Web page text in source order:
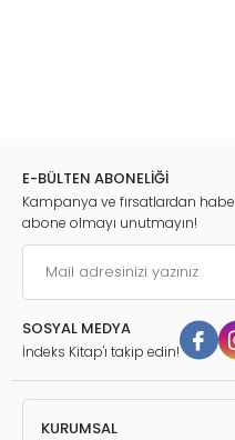
E-BÜLTEN ABONELİĞİ
Kampanya ve fırsatlardan
abone olmayı unutmayın!
SOSYAL MEDYA
İndeks Kitap'ı takip edin!
KURUMSAL